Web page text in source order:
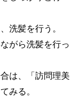
洗髪を行う。
がら洗髪を行っ
は、「訪問理美
みる。